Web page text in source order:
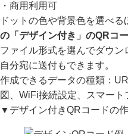
・商用利用可
ドットの色や背景色を選べる
の「デザイン付き」のQRコ
ファイル形式を選んでダウ
自分宛に送付もできます。
作成できるデータの種類：
図、WiFi接続設定、スマー
▼デザイン付きQRコードの